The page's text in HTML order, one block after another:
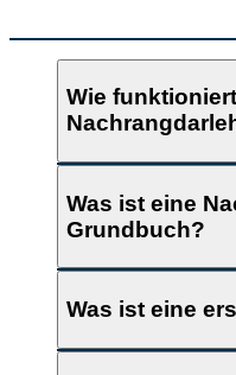
Wie
Was ist eine
Grundbuch?
Was ist eine